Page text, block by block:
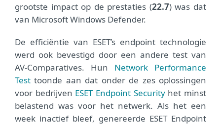
grootste impact op de prestaties (22.7) was dat
van Microsoft Windows Defender.
De efficiëntie van ESET’s endpoint technologie
werd ook bevestigd door een andere test van
AV-Comparatives. Hun Network Performance
Test toonde aan dat onder de zes oplossingen
voor bedrijven ESET Endpoint Securityhet minst
belastend was voor het netwerk. Als het een
week inactief bleef, genereerde ESET Endpoint